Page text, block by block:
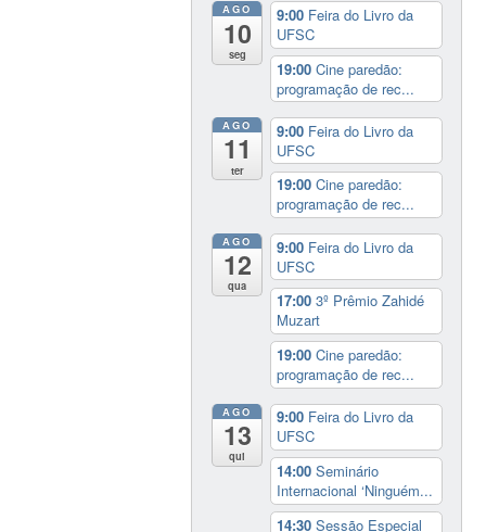
AGO
10
seg
9:00 Feira do Livro da
UFSC
19:00Cine paredão:
programação de rec...
AGO
11
ter
9:00 Feira do Livro da
UFSC
19:00Cine paredão:
programação de rec...
AGO
12
qua
9:00 Feira do Livro da
UFSC
17:003º Prêmio Zahidé
Muzart
19:00Cine paredão:
programação de rec...
AGO
13
qui
9:00 Feira do Livro da
UFSC
14:00Seminário
Internacional ‘Ninguém...
14:30Sessão Especial